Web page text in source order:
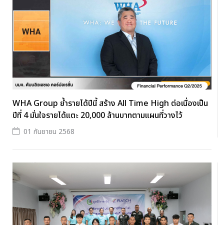
WHA Group ย้ำรายได้ปีนี้ สร้าง All Time High ต่อเนื่องเป็น
ปีที่ 4 มั่นใจรายได้แตะ 20,000 ล้านบาทตามแผนที่วางไว้
01 กันยายน 2568